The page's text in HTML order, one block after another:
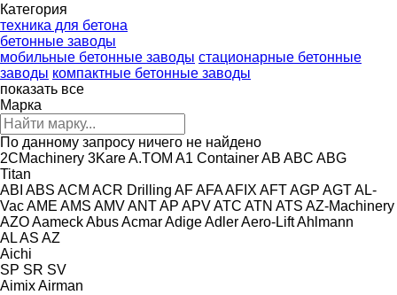
Категория
техника для бетона
бетонные заводы
мобильные бетонные заводы стационарные бетонные
заводы компактные бетонные заводы
показать все
Марка
По данному запросу ничего не найдено
2CMachinery 3KareA.TOM A1 ContainerAB ABC ABG
Titan
ABI ABS ACM ACR Drilling AFAFAAFIX AFTAGP AGTAL-
VacAME AMS AMVANTAP APVATC ATN ATS AZ-Machinery
AZOAameckAbusAcmarAdigeAdlerAero-LiftAhlmann
ALAS AZ
Aichi
SP SR SV
AimixAirman